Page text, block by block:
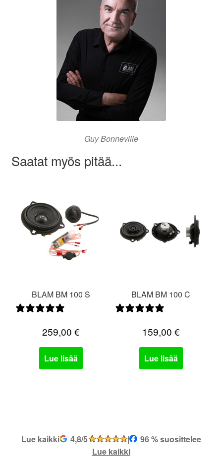
Guy Bonneville
Saatat myös pitää...
BLAM BM 100 S
259,00€
Lue lisää
BLAM BM 100 C
159,00 €
Lue lisää
Lue kaikki 4,8/5 |
96 % suosittelee
Lue kaikki